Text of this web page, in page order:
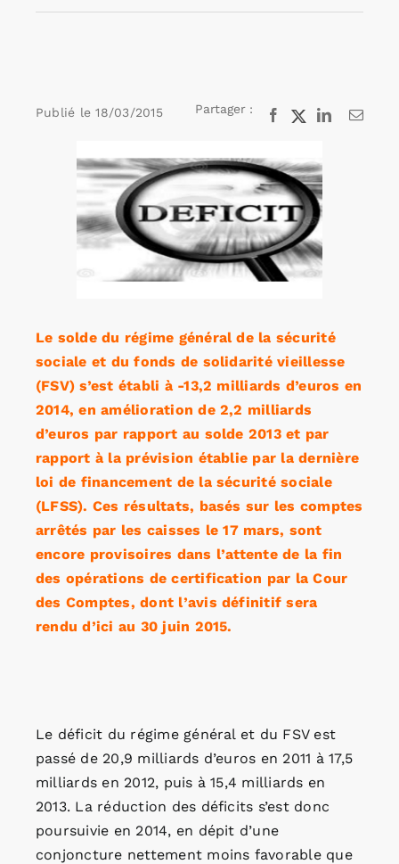
Annonces emploi
Publié le 18/03/2015 Partager : Facebook
X LinkedInEmail
l'image
agrandie
Le solde du régime général de la sécurité
sociale et du fonds de solidarité vieillesse
(FSV) s’est établi à -13,2 milliards d’euros en
2014, en amélioration de 2,2 milliards
d’euros par rapport au solde 2013 et par
rapport à la prévision établie par la dernière
loi de financement de la sécurité sociale
(LFSS). Ces résultats, basés sur les comptes
arrêtés par les caisses le 17 mars, sont
encore provisoires dans l’attente de la fin
des opérations de certification par la Cour
des Comptes, dont l’avis définitif sera
rendu d’ici au 30 juin 2015.
Le déficit du régime général et du FSV est
passé de 20,9 milliards d’euros en 2011 à 17,5
milliards en 2012, puis à 15,4 milliards en
2013. La réduction des déficits s’est donc
poursuivie en 2014, en dépit d’une
conjoncture nettement moins favorable que